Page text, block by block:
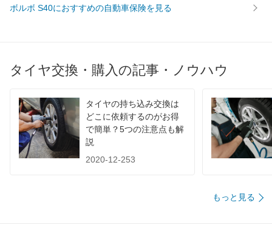
ボルボ S40におすすめの自動車保険を見る
タイヤ交換・購入の記事・ノウハウ
タイヤの持ち込み交換は
どこに依頼するのがお得
で簡単？5つの注意点も解
説
2020-12-253
もっと見る